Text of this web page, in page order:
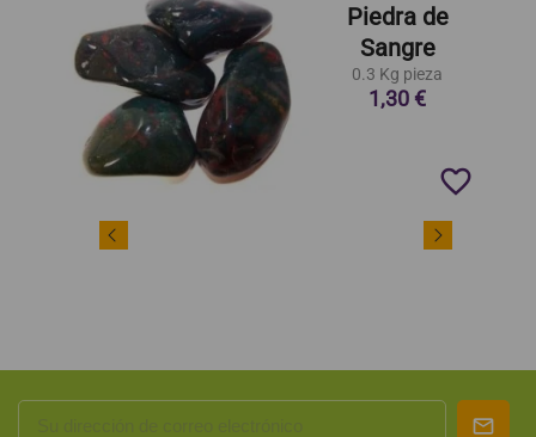
Piedra de
Sangre
0.3 Kg pieza
1,30 €
favorite_border